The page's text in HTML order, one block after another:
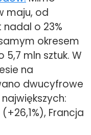
maju, od
o 23%
okresem
5,7 mln sztuk. W
na
dwucyfrowe
Francja